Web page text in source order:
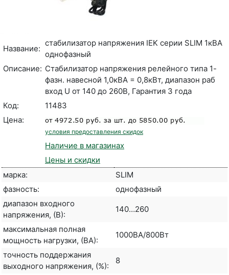
Название:
стабилизатор напряжения IEK серии SLIM 1кВА
однофазный
Описание: Стабилизатор напряжения релейного типа 1-
фазн. навесной 1,0кВА = 0,8кВт, диапазон раб
вход U от 140 до 260В, Гарантия 3 года
Код:
11483
Цена:
условия предоставления скидок
Наличие в магазинах
Цены и скидки
марка:
SLIM
фазность:
однофазный
диапазон входного
напряжения, (В):
140…260
максимальная полная
мощность нагрузки, (ВА):
1000ВА/800Вт
точность поддержания
выходного напряжения, (%):
8